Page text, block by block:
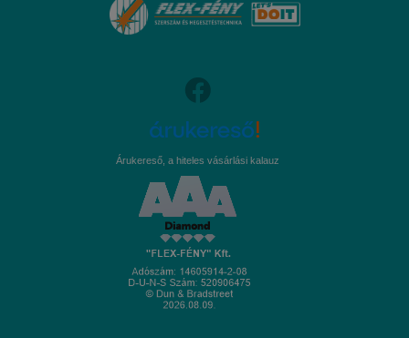
Árukereső, a hiteles vásárlási kalauz